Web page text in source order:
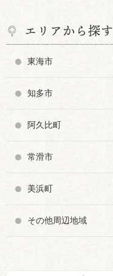
エリアから探す
東海市
知多市
阿久比町
常滑市
美浜町
その他周辺地域